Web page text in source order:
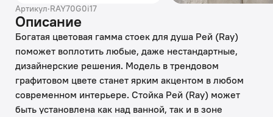
Артикул·RAY70G0i17
Описание
Богатая цветовая гамма стоек для душа Рей (Ray)
поможет воплотить любые, даже нестандартные,
дизайнерские решения. Модель в трендовом
графитовом цвете станет ярким акцентом в любом
современном интерьере. Стойка Рей (Ray) может
быть установлена как над ванной, так и в зоне